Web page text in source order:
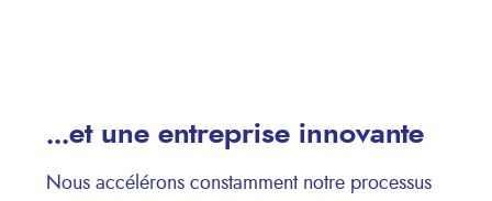
...et une entreprise innovante
Nous accélérons constamment notre processus